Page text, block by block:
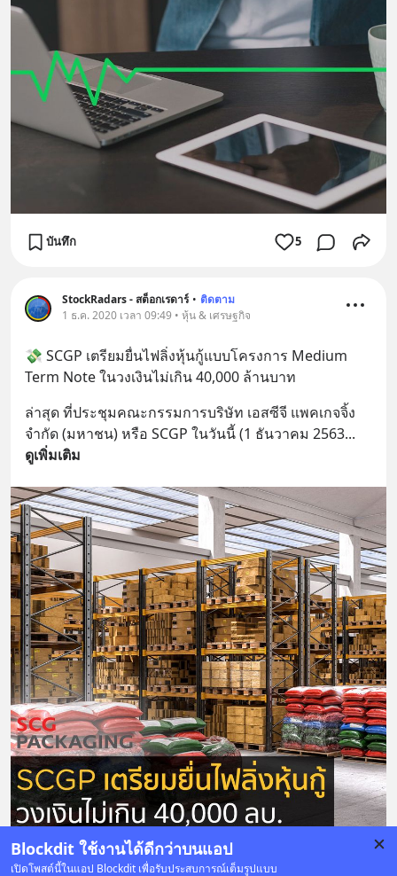
Blockdit ใช้งานได้ดีกว่าบนแอป
เปิดโพสต์นี้ในแอป Blockdit เพื่อรับประสบการณ์เต็มรูปแบบ
บันทึก 5
StockRadars - สต็อกเรดาร์ • ติดตาม
1 ธ.ค. 2020 เวลา 09:49 • หุ้น & เศรษฐกิจ
💸 SCGP เตรียมยื่นไฟลิ่งหุ้นกู้แบบโครงการ Medium
Term Note ในวงเงินไม่เกิน 40,000 ล้านบาท
ล่าสุด ที่ประชุมคณะกรรมการบริษัท เอสซีจี แพคเกจจิ้ง
จำกัด (มหาชน) หรือ SCGP ในวันนี้ (1 ธันวาคม 2563...
ดูเพิ่มเติม